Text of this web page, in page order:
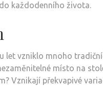
každodenního života.
vzniklo mnoho
místo na
překvapivé